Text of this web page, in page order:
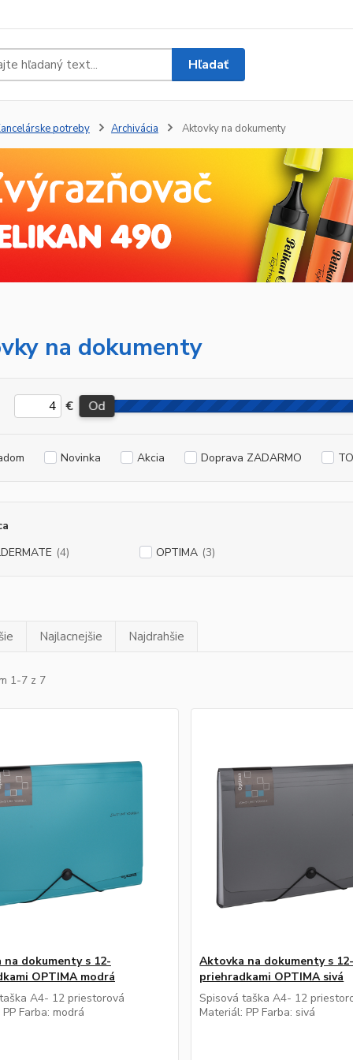
Hľadať
potreby Archivácia Aktovky na dokumenty
na dokumenty
€ Od
Novinka Akcia Doprava ZADARMO
(4) OPTIMA (3)
Najlacnejšie Najdrahšie
1-7 z 7
dokumenty s 12-
OPTIMA modrá
A4- 12 priestorová
Farba: modrá
Aktovka na dokumenty s
priehradkami OPTIMA sivá
Spisová taška A4- 12
Materiál: PP Farba: sivá